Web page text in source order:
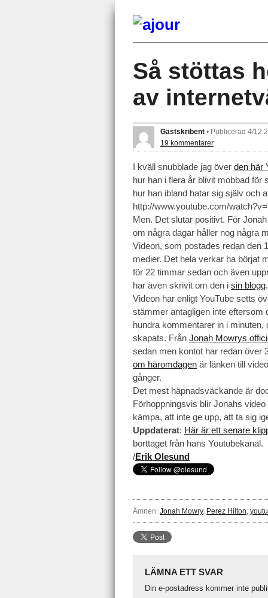
Så stöttas
av
Gästskribent • Publicerad 4/12
19 kommentarer
I kväll snubblade jag över den här
hur han i flera år blivit mobbad för
hur han ibland hatar sig själv och
http://www.youtube.com/
Men. Det slutar positivt. För
om några dagar håller nog några
Videon, som postades redan den
medier. Det hela verkar ha börjat
för 22 timmar sedan och även
har även skrivit om den i sin blogg
Videon har enligt YouTube setts
stämmer antagligen inte eftersom
hundra kommentarer in i
skapats. Från Jonah Mowrys
sedan men kontot har redan över
om häromdagen är länken till
gånger.
Det mest häpnadsväckande är
Förhoppningsvis blir Jonahs
kämpa, att inte ge upp, att ta sig
Uppdaterat: Här är ett senare
borttaget från hans Youtubekanal.
/Erik Olesund
Ämnen: Jonah Mowry, Perez Hilton
LÄMNA ETT SVAR
Din e-postadress kommer inte